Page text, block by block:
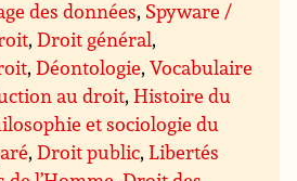
des données, Spyware /
,Droit général,
,Déontologie,Vocabulaire
au droit,Histoire du
et sociologie du
,Droit public,Libertés